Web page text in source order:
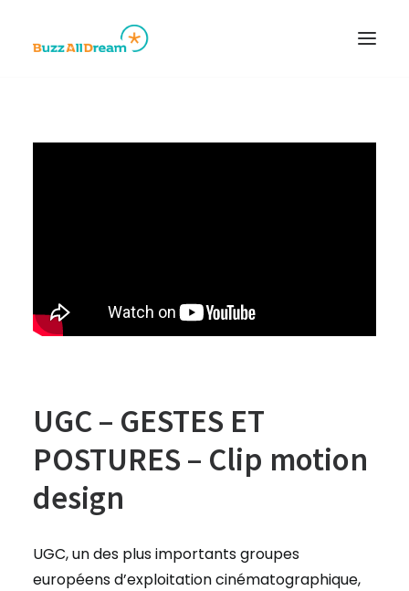
UGC – GESTES ET
POSTURES – Clip motion
design
UGC, un des plus importants groupes
européens d’exploitation cinématographique,